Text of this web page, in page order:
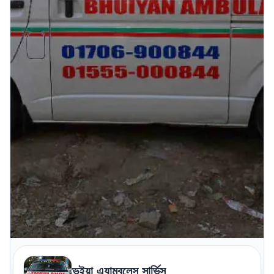
ভুইয়া এ্যাম্বুলেন্স সার্ভিস